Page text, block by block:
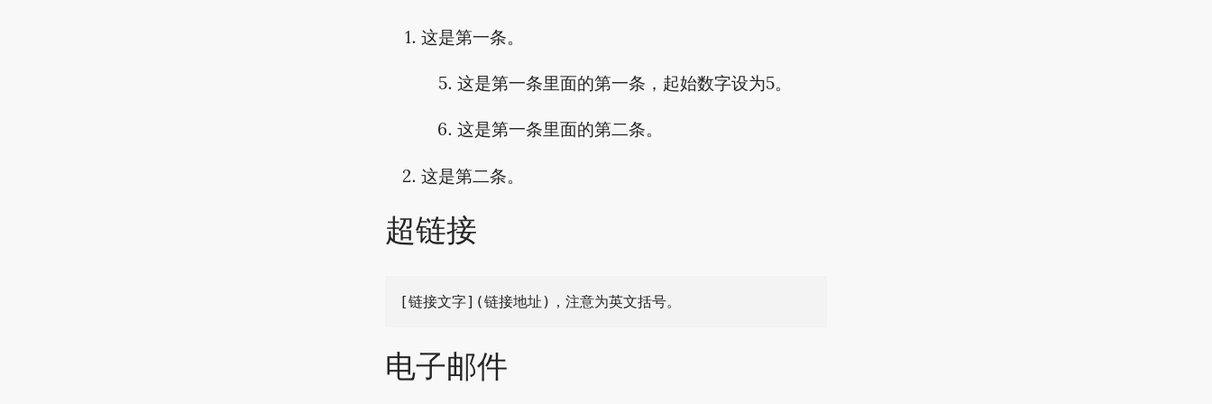
这是第一条。
这是第一条里面的第一条，起始数字设为5。
这是第一条里面的第二条。
这是第二条。
超链接
电子邮件